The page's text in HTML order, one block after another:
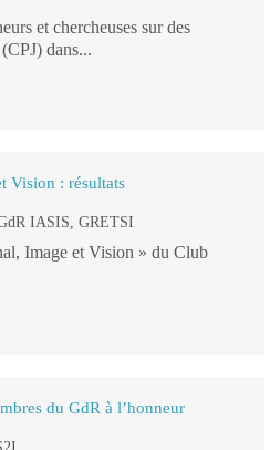
et chercheuses sur des
dans...
Vision : résultats
IASIS, GRETSI
Image et Vision » du Club
du GdR à l’honneur